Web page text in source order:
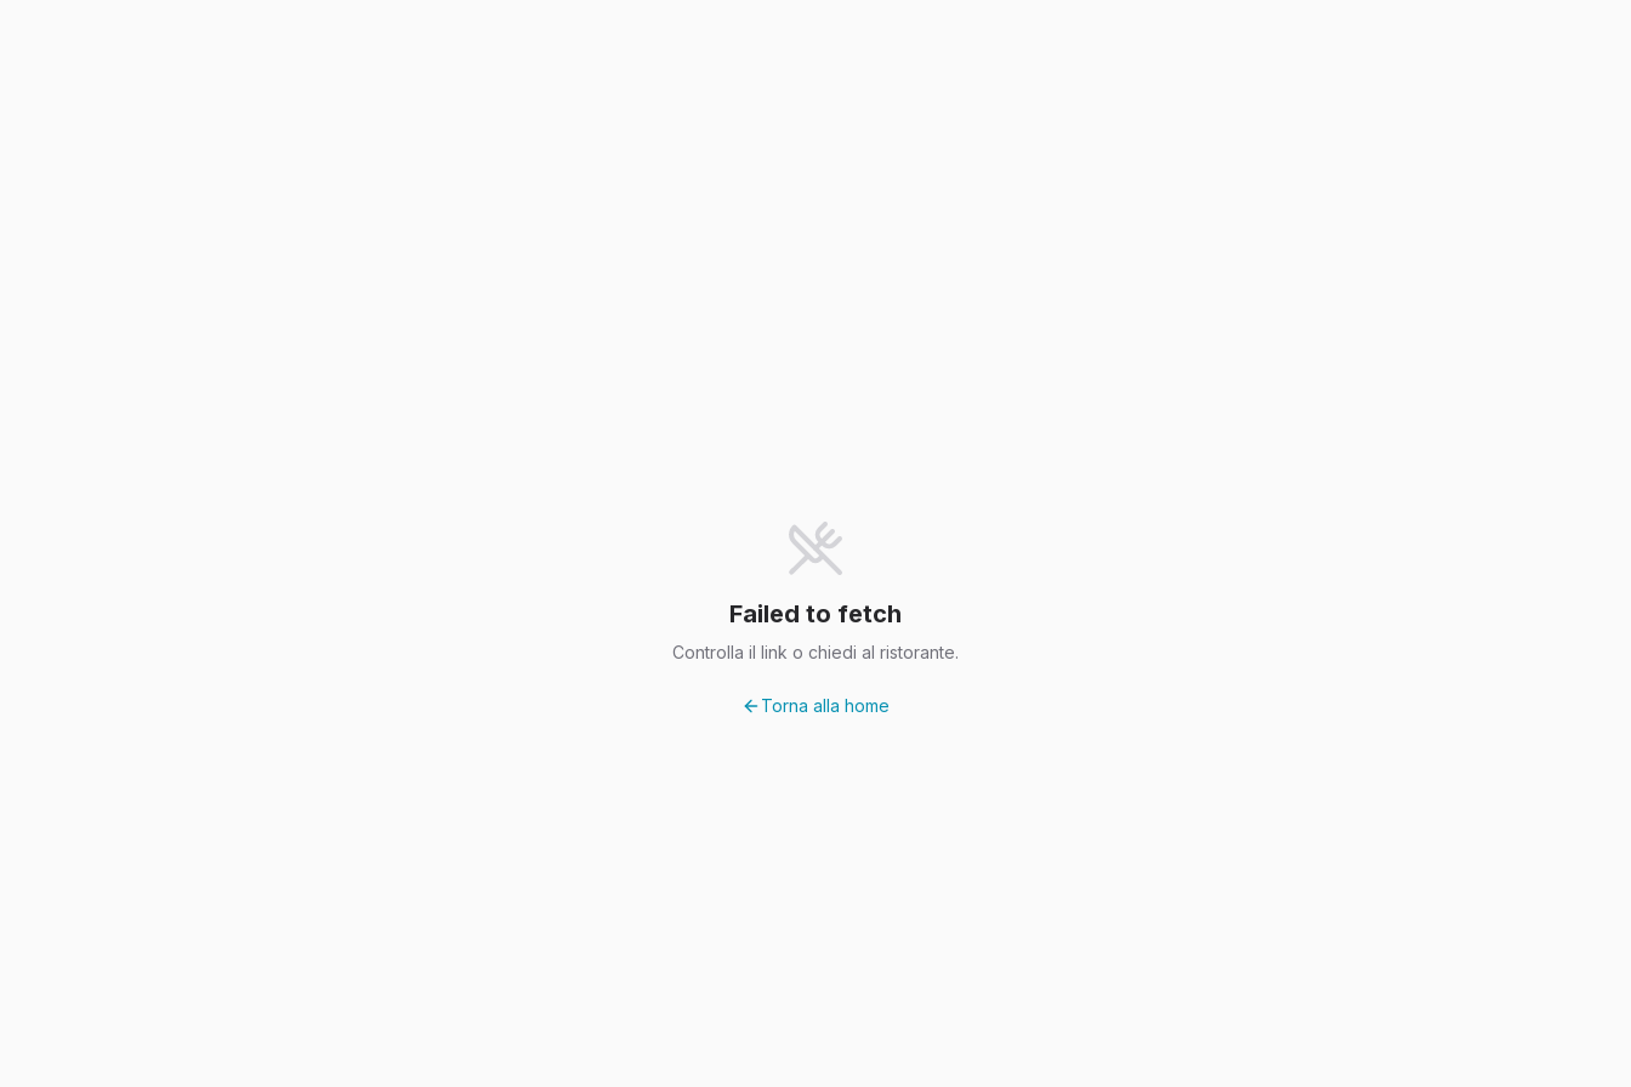
Failed to fetch
Controlla il link o chiedi al ristorante.
Torna alla home